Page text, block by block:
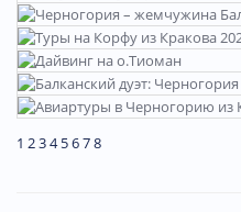
1 234 5678